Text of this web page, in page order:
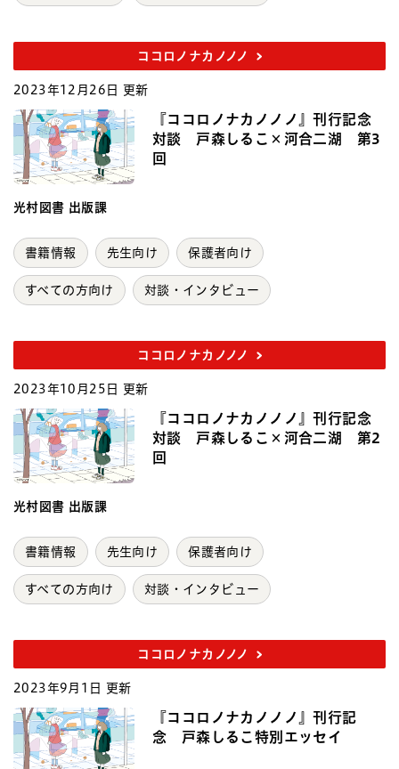
ココロノナカノノノ
2023年12月26日 更新
『ココロノナカノノノ』刊行記念
対談 戸森しるこ×河合二湖 第3
回
光村図書 出版課
書籍情報 先生向け 保護者向け
すべての方向け 対談・インタビュー
ココロノナカノノノ
2023年10月25日 更新
『ココロノナカノノノ』刊行記念
対談 戸森しるこ×河合二湖 第2
回
光村図書 出版課
書籍情報 先生向け 保護者向け
すべての方向け 対談・インタビュー
ココロノナカノノノ
2023年9月1日 更新
『ココロノナカノノノ』刊行記
念 戸森しるこ特別エッセイ